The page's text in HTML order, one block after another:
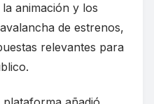
animación y los
de estrenos,
relevantes para